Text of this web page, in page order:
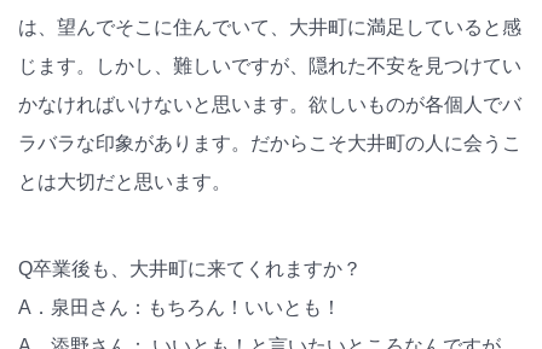
は、望んでそこに住んでいて、大井町に満足していると感
じます。しかし、難しいですが、隠れた不安を見つけてい
かなければいけないと思います。欲しいものが各個人でバ
ラバラな印象があります。だからこそ大井町の人に会うこ
とは大切だと思います。
Q卒業後も、大井町に来てくれますか？
A．泉田さん：もちろん！いいとも！